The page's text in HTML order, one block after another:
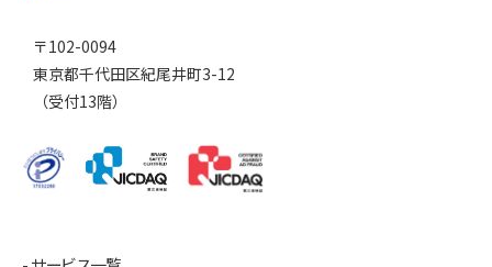
〒102-0094
東京都千代田区紀尾井町3-12
（受付13階）